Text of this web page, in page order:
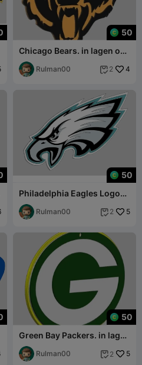
50
Chicago Bears. in lagen om
in kleuren te kunnen
printenRulman00  2 4
50
Philadelphia Eagles Logo
Ornament
Rulman00  2 5
50
Green Bay Packers. in lagen
om in kleuren te kunnen
printenRulman00  2 5